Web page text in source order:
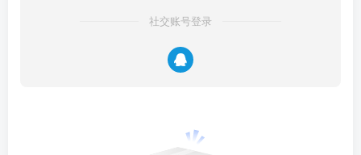
社交账号登录